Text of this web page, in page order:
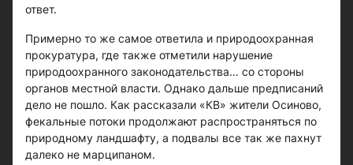
ответ.
Примерно то же самое ответила и природоохранная
прокуратура, где также отметили нарушение
природоохранного законодательства… со стороны
органов местной власти. Однако дальше предписаний
дело не пошло. Как рассказали «КВ» жители Осиново,
фекальные потоки продолжают распространяться по
природному ландшафту, а подвалы все так же пахнут
далеко не марципаном.